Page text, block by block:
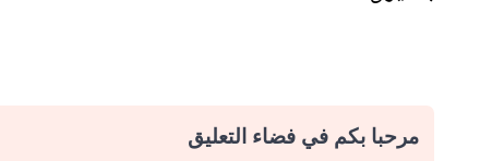
مرحبا بكم في فضاء التعليق